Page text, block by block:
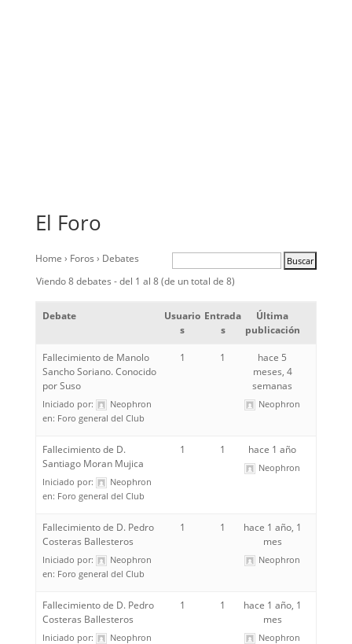
El Foro
Home › Foros › Debates
Viendo 8 debates - del 1 al 8 (de un total de 8)
Debate
Usuario
s
Entrada
s
Última
publicación
Fallecimiento de Manolo
Sancho Soriano. Conocido
por Suso
Iniciado por:
Neophron
en: Foro general del Club
1 1
hace 5
meses, 4
semanas
Neophron
Fallecimiento de D.
Santiago Moran Mujica
Iniciado por:
Neophron
en: Foro general del Club
1 1 hace 1 año
Neophron
Fallecimiento de D. Pedro
Costeras Ballesteros
Iniciado por:
Neophron
en: Foro general del Club
1 1
hace 1 año, 1
mes
Neophron
Fallecimiento de D. Pedro
Costeras Ballesteros
Iniciado por:
Neophron
1 1
hace 1 año, 1
mes
Neophron